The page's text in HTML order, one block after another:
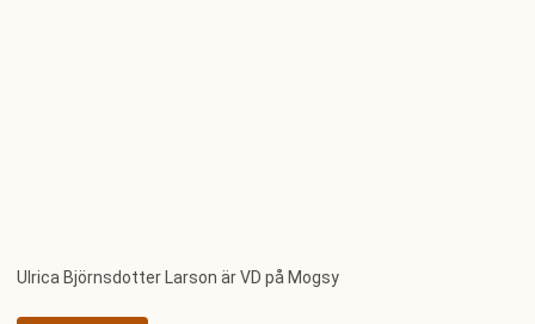
Ulrica Björnsdotter Larson är VD på Mogsy